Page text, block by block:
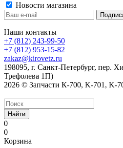
Новости магазина
Наши контакты
+7 (812) 243-99-50
+7 (812) 953-15-82
zakaz@kirovetz.ru
198095, г. Санкт-Петербург, пер.
Трефолева 1П)
2026 © Запчасти К-700, K-701, K-
Найти
0
0
Корзина